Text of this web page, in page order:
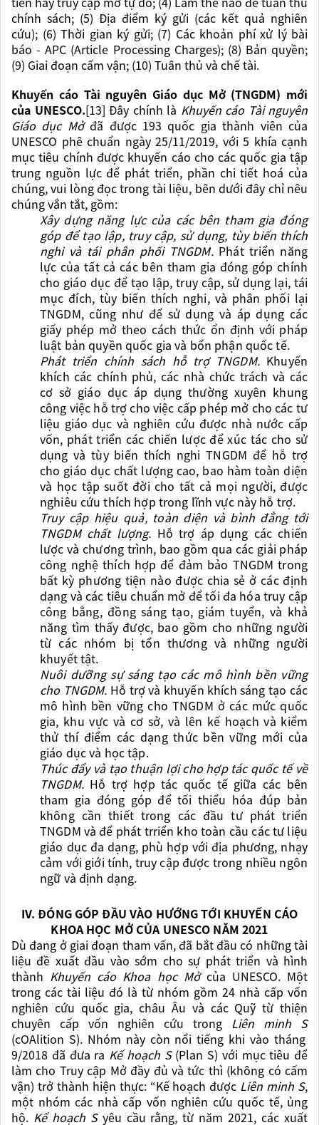
chính sách; (5) Địa điểm ký gửi (các kết quả nghiên
cứu); (6) Thời gian ký gửi; (7) Các khoản phí xử lý bài
báo - APC (Article Processing Charges); (8) Bản quyền;
(9) Giai đoạn cấm vận; (10) Tuân thủ và chế tài.
Khuyến cáo Tài nguyên Giáo dục Mở (TNGDM) mới
của UNESCO.[13] Đây chính là Khuyến cáo Tài nguyên
Giáo dục Mởđã được 193 quốc gia thành viên của
UNESCO phê chuẩn ngày 25/11/2019, với 5 khía cạnh
mục tiêu chính được khuyến cáo cho các quốc gia tập
trung nguồn lực để phát triển, phần chi tiết hoá của
chúng, vui lòng đọc trong tài liệu, bên dưới đây chỉ nêu
chúng vắn tắt, gồm:
Xây dựng năng lực của các bên tham gia đóng
góp để tạo lập, truy cập, sử dụng, tùy biến thích
nghi và tái phân phối TNGDM.Phát triển năng
lực của tất cả các bên tham gia đóng góp chính
cho giáo dục để tạo lập, truy cập, sử dụng lại, tái
mục đích, tùy biến thích nghi, và phân phối lại
TNGDM, cũng như để sử dụng và áp dụng các
giấy phép mở theo cách thức ổn định với pháp
luật bản quyền quốc gia và bổn phận quốc tế.
Phát triển chính sách hỗ trợ TNGDM.Khuyến
khích các chính phủ, các nhà chức trách và các
cơ sở giáo dục áp dụng thường xuyên khung
công việc hỗ trợ cho việc cấp phép mở cho các tư
liệu giáo dục và nghiên cứu được nhà nước cấp
vốn, phát triển các chiến lược để xúc tác cho sử
dụng và tùy biến thích nghi TNGDM để hỗ trợ
cho giáo dục chất lượng cao, bao hàm toàn diện
và học tập suốt đời cho tất cả mọi người, được
nghiêu cứu thích hợp trong lĩnh vực này hỗ trợ.
Truy cập hiệu quả, toàn diện và bình đẳng tới
TNGDM chất lượng. Hỗ trợ áp dụng các chiến
lược và chương trình, bao gồm qua các giải pháp
công nghệ thích hợp để đảm bảo TNGDM trong
bất kỳ phương tiện nào được chia sẻ ở các định
dạng và các tiêu chuẩn mở để tối đa hóa truy cập
công bằng, đồng sáng tạo, giám tuyển, và khả
năng tìm thấy được, bao gồm cho những người
từ các nhóm bị tổn thương và những người
khuyết tật.
Nuôi dưỡng sự sáng tạo các mô hình bền vững
cho TNGDM. Hỗ trợ và khuyến khích sáng tạo các
mô hình bền vững cho TNGDM ở các mức quốc
gia, khu vực và cơ sở, và lên kế hoạch và kiểm
thử thí điểm các dạng thức bền vững mới của
giáo dục và học tập.
Thúc đẩy và tạo thuận lợi cho hợp tác quốc tế về
TNGDM.Hỗ trợ hợp tác quốc tế giữa các bên
tham gia đóng góp để tối thiểu hóa đúp bản
không cần thiết trong các đầu tư phát triển
TNGDM và để phát trriển kho toàn cầu các tư liệu
giáo dục đa dạng, phù hợp với địa phương, nhạy
cảm với giới tính, truy cập được trong nhiều ngôn
ngữ và định dạng.
IV. ĐÓNG GÓP ĐẦU VÀO HƯỚNG TỚI KHUYẾN CÁO
KHOA HỌC MỞ CỦA UNESCO NĂM 2021
Dù đang ở giai đoạn tham vấn, đã bắt đầu có những tài
liệu đề xuất đầu vào sớm cho sự phát triển và hình
thành Khuyến cáo Khoa học Mởcủa UNESCO. Một
trong các tài liệu đó là từ nhóm gồm 24 nhà cấp vốn
nghiên cứu quốc gia, châu Âu và các Quỹ từ thiện
chuyên cấp vốn nghiên cứu trong Liên minh S
(cOAlition S). Nhóm này còn nổi tiếng khi vào tháng
9/2018 đã đưa ra Kế hoạch S(Plan S) với mục tiêu để
làm cho Truy cập Mở đầy đủ và tức thì (không có cấm
vận) trở thành hiện thực: “Kế hoạch được Liên minh S,
một nhóm các nhà cấp vốn nghiên cứu quốc tế, ủng
hộ. Kế hoạch Syêu cầu rằng, từ năm 2021, các xuất